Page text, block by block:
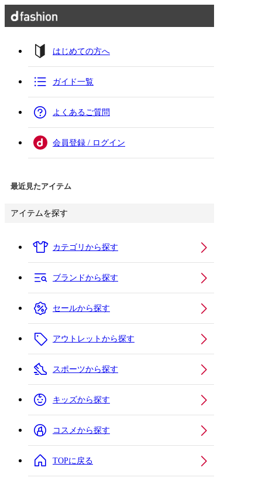
はじめての方へ
ガイド一覧
よくあるご質問
会員登録 / ログイン
最近見たアイテム
アイテムを探す
カテゴリから探す
ブランドから探す
セールから探す
アウトレットから探す
スポーツから探す
キッズから探す
コスメから探す
TOPに戻る